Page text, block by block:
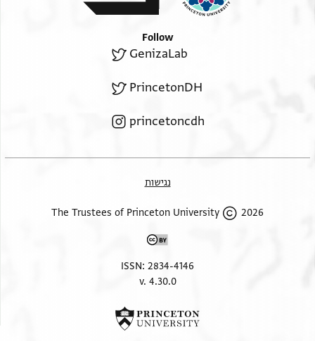
Follow
GenizaLab
PrincetonDH
princetoncdh
נגישות
2026 The Trustees of Princeton University
ISSN: 2834-4146
v. 4.30.0